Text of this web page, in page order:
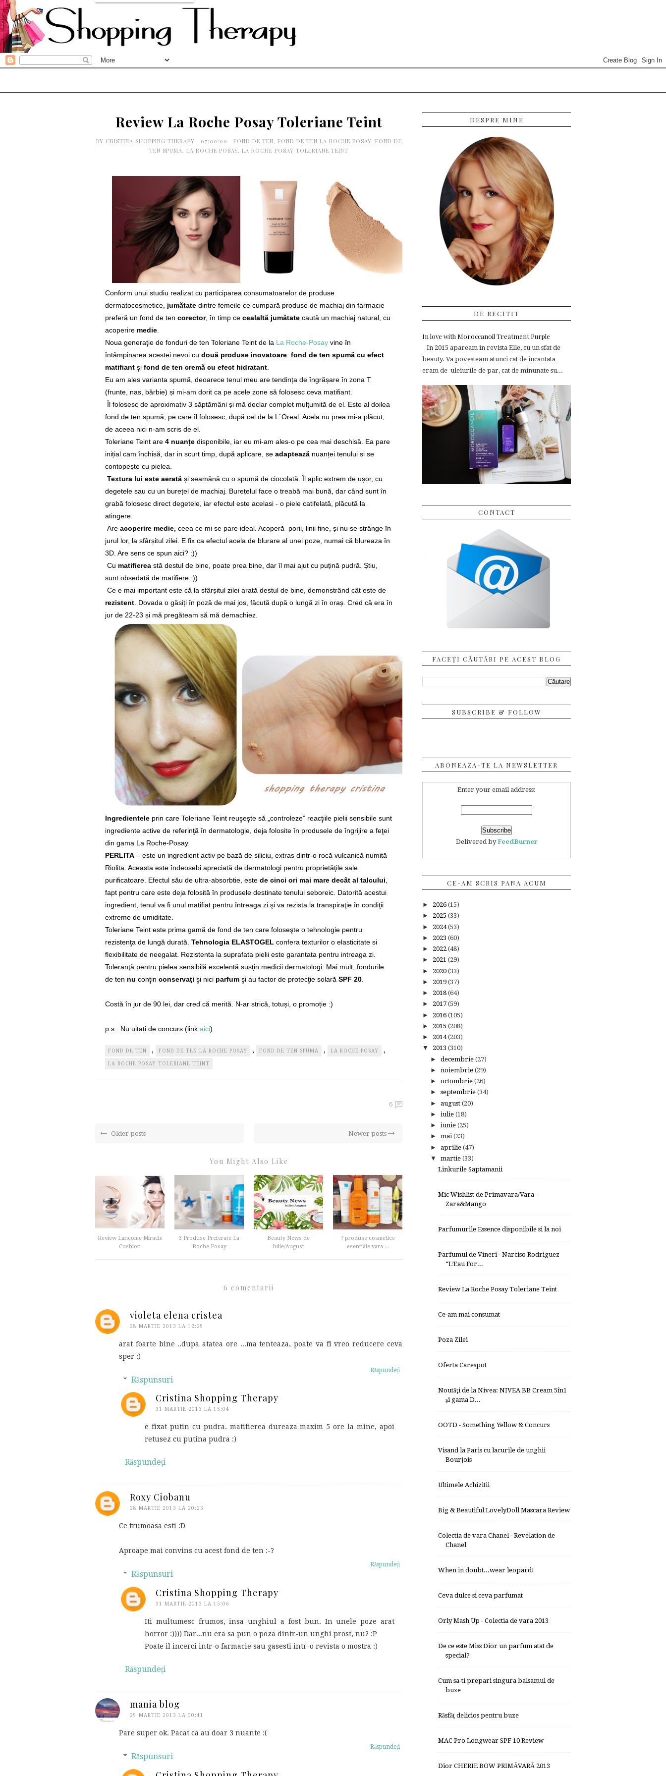
Review La Roche Posay Toleriane Teint
BY CRISTINA SHOPPING THERAPY 07:00:00 FOND DE TEN, FOND DE TEN LA ROCHE POSAY, FOND DE
TEN SPUMA, LA ROCHE POSAY, LA ROCHE POSAY TOLERIANE TEINT
Conform unui studiu realizat cu participarea consumatoarelor de produse
dermatocosmetice, jumătate dintre femeile ce cumpară produse de machiaj din farmacie
preferă un fond de ten corector, în timp ce cealaltă jumătate caută un machiaj natural, cu
acoperire medie
Noua generaţie de fonduri de ten Toleriane Teint de la La Roche-Posay vine în
întâmpinarea acestei nevoi cu două produse inovatoare: fond de ten spumă cu efect
matifiant şi fond de ten cremă cu efect hidratant
Eu am ales varianta spumă, deoarece tenul meu are tendința de îngrășare în zona T
(frunte, nas, bărbie) și mi-am dorit ca pe acele zone să folosesc ceva matifiant.
Îl folosesc de aproximativ 3 săptămâni și mă declar complet mulțumită de el. Este al doilea
fond de ten spumă, pe care îl folosesc, după cel de la L`Oreal. Acela nu prea mi-a plăcut,
de aceea nici n-am scris de el.
Toleriane Teint are 4 nuanțe disponibile, iar eu mi-am ales-o pe cea mai deschisă. Ea pare
inițial cam închisă, dar in scurt timp, după aplicare, se adaptează nuanței tenului si se
contopește cu pielea.
Textura lui este aerată și seamănă cu o spumă de ciocolată. Îl aplic extrem de ușor, cu
degetele sau cu un burețel de machiaj. Burețelul face o treabă mai bună, dar când sunt în
grabă folosesc direct degetele, iar efectul este acelasi - o piele catifelată, plăcută la
atingere.
Are acoperire medie, ceea ce mi se pare ideal. Acoperă porii, linii fine, și nu se strânge în
jurul lor, la sfârșitul zilei. E fix ca efectul acela de blurare al unei poze, numai că blureaza în
3D. Are sens ce spun aici? :))
Cu matifierea stă destul de bine, poate prea bine, dar îl mai ajut cu puțină pudră. Știu,
sunt obsedată de matifiere :))
Ce e mai important este că la sfârșitul zilei arată destul de bine, demonstrând cât este de
rezistent . Dovada o găsiți în poză de mai jos, făcută după o lungă zi în oraș. Cred că era în
jur de 22-23 și mă pregăteam să mă demachiez.
Ingredientele prin care Toleriane Teint reuşeşte să „controleze” reacţiile pielii sensibile sunt
ingrediente active de referinţă în dermatologie, deja folosite în produsele de îngrijire a feţei
din gama La Roche-Posay.
PERLITA – este un ingredient activ pe bază de siliciu, extras dintr-o rocă vulcanică numită
Riolita. Aceasta este îndeosebi apreciată de dermatologi pentru proprietăţile sale
purificatoare. Efectul său de ultra-absorbtie, este de cinci ori mai mare decât al talcului
fapt pentru care este deja folosită în produsele destinate tenului seboreic. Datorită acestui
ingredient, tenul va fi unul matifiat pentru întreaga zi şi va rezista la transpiraţie în condiţii
extreme de umiditate.
Toleriane Teint este prima gamă de fond de ten care foloseşte o tehnologie pentru
rezistenţa de lungă durată. Tehnologia ELASTOGEL confera texturilor o elasticitate si
flexibilitate de neegalat. Rezistenta la suprafata pielii este garantata pentru intreaga zi.
Toleranţă pentru pielea sensibilă excelentă susţin medicii dermatologi. Mai mult, fondurile
de ten nu conţin conservaţi şi nici parfum şi au factor de protecţie solară SPF 20
Costă în jur de 90 lei, dar cred că merită. N-ar strică, totuși, o promoție :)
p.s.: Nu uitati de concurs (link aici)
FOND DE TEN , FOND DE TEN LA ROCHE POSAY , FOND DE TEN SPUMA , LA ROCHE POSAY ,
LA ROCHE POSAY TOLERIANE TEINT
6
Older posts Newer posts
You Might Also Like
Review Lancome Miracle
Cushion
3 Produse Preferate La
Roche-Posay
Beauty News de
Iulie/August
7 produse cosmetice
esentiale vara ...
6 comentarii
violeta elena cristea
28 MARTIE 2013 LA 12:29
arat foarte bine ..dupa atatea ore ...ma tenteaza, poate va fi vreo reducere ceva
sper :)
Răspundeți
Răspunsuri
Cristina Shopping Therapy
31 MARTIE 2013 LA 15:04
e fixat putin cu pudra. matifierea dureaza maxim 5 ore la mine, apoi
retusez cu putina pudra :)
Răspundeți
Roxy Ciobanu
28 MARTIE 2013 LA 20:25
Ce frumoasa esti :D
Aproape mai convins cu acest fond de ten :-?
Răspundeți
Răspunsuri
Cristina Shopping Therapy
31 MARTIE 2013 LA 15:06
Iti multumesc frumos, insa unghiul a fost bun. In unele poze arat
horror :)))) Dar...nu era sa pun o poza dintr-un unghi prost, nu? :P
Poate il incerci intr-o farmacie sau gasesti intr-o revista o mostra :)
Răspundeți
mania blog
29 MARTIE 2013 LA 00:41
Pare super ok. Pacat ca au doar 3 nuante :(
Răspundeți
Răspunsuri
DESPRE MINE
DE RECITIT
In love with Moroccanoil Treatment Purple
In 2015 apaream in revista Elle, cu un sfat de
beauty. Va povesteam atunci cat de incantata
eram de uleiurile de par, cat de minunate su...
CONTACT
FACEȚI CĂUTĂRI PE ACEST BLOG
SUBSCRIBE & FOLLOW
ABONEAZA-TE LA NEWSLETTER
Enter your email address:
Delivered byFeedBurner
CE-AM SCRIS PANA ACUM
► 2026 (15)
► 2025 (33)
► 2024(53)
► 2023 (60)
► 2022 (48)
► 2021 (29)
► 2020 (33)
► 2019 (37)
► 2018 (64)
► 2017 (59)
► 2016 (105)
► 2015 (208)
► 2014(203)
▼ 2013 (310)
► decembrie (27)
► noiembrie (29)
► octombrie (26)
► septembrie (34)
► august (20)
► iulie (18)
► iunie (25)
► mai(23)
► aprilie (47)
▼ martie (33)
Linkurile Saptamanii
Mic Wishlist de Primavara/Vara -
Zara&Mango
Parfumurile Essence disponibile si la noi
Parfumul de Vineri - Narciso Rodriguez
“L’Eau For...
Review La Roche Posay Toleriane Teint
Ce-am mai consumat
Poza Zilei
Oferta Carespot
Noutăţi de la Nivea: NIVEA BB Cream 5în1
şi gama D...
OOTD - Something Yellow & Concurs
Visand la Paris cu lacurile de unghii
Bourjois
Ultimele Achizitii
Big & Beautiful LovelyDoll Mascara Review
Colectia de vara Chanel - Revelation de
Chanel
When in doubt...wear leopard!
Ceva dulce si ceva parfumat
Orly Mash Up - Colectia de vara 2013
De ce este Miss Dior un parfum atat de
special?
Cum sa-ti prepari singura balsamul de
buze
Răsfăţ delicios pentru buze
MAC Pro Longwear SPF 10 Review
Dior CHERIE BOW PRIMĂVARĂ 2013